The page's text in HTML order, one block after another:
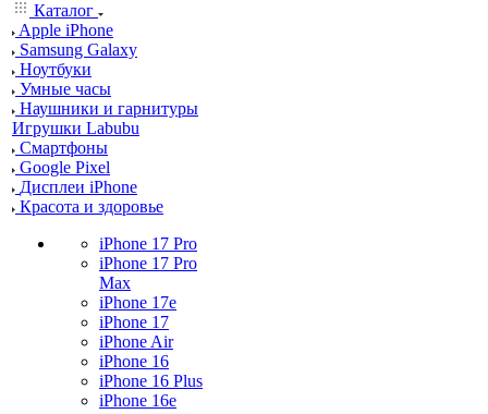
Каталог
Apple iPhone
Samsung Galaxy
Ноутбуки
Умные часы
Наушники и гарнитуры
Игрушки Labubu
Смартфоны
Google Pixel
Дисплеи iPhone
Красота и здоровье
iPhone 17 Pro
iPhone 17 Pro
Max
iPhone 17e
iPhone 17
iPhone Air
iPhone 16
iPhone 16 Plus
iPhone 16e